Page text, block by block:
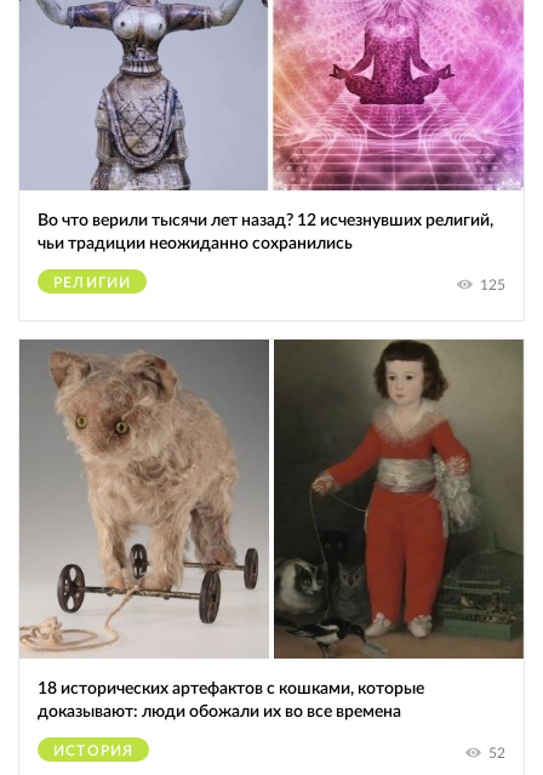
Во что верили тысячи лет назад? 12 исчезнувших религий,
чьи традиции неожиданно сохранились
РЕЛИГИИ 125
18 исторических артефактов с кошками, которые
доказывают: люди обожали их во все времена
ИСТОРИЯ 52